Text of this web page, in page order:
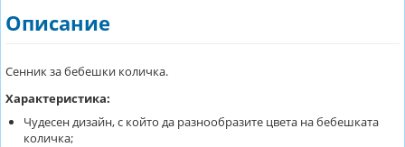
Описание
Сенник за бебешки количка.
Характеристика:
Чудесен дизайн, с който да разнообразите цвета на бебешката
количка;